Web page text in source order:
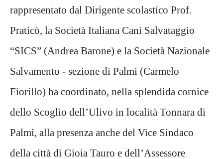
rappresentato dal Dirigente scolastico Prof.
Praticò, la Società Italiana Cani Salvataggio
“SICS” (Andrea Barone) e la Società Nazionale
Salvamento - sezione di Palmi (Carmelo
Fiorillo) ha coordinato, nella splendida cornice
dello Scoglio dell’Ulivo in località Tonnara di
Palmi, alla presenza anche del Vice Sindaco
della città di Gioia Tauro e dell’Assessore